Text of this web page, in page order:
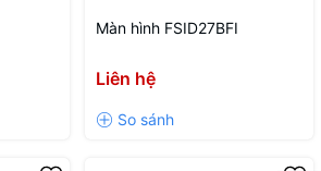
Màn hình FSID27BFI
Liên hệ